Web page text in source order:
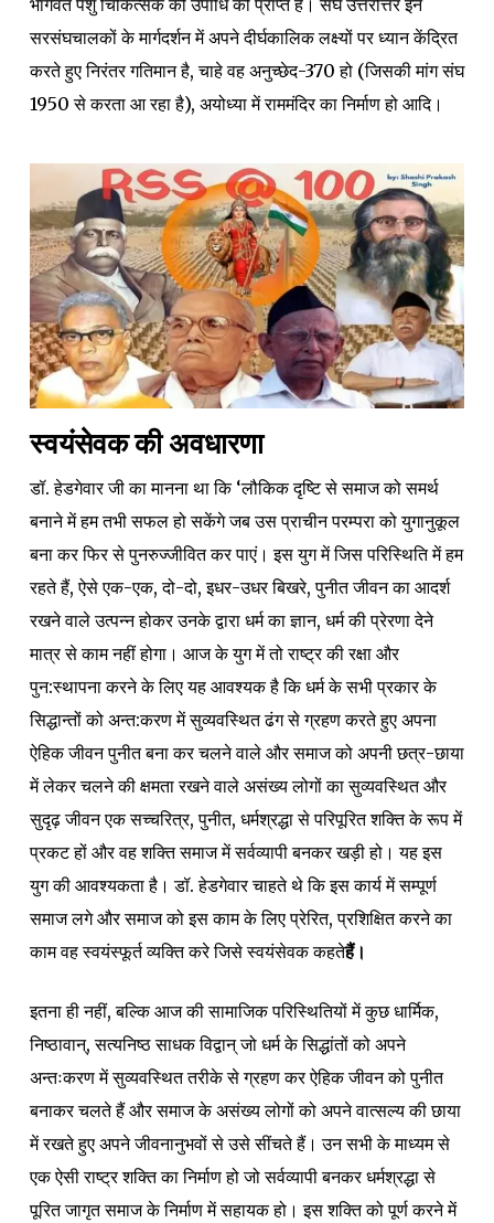
भागवत पशु चिकित्सक की उपाधि को प्राप्त हैं। संघ उत्तरोत्तर इन
सरसंघचालकों के मार्गदर्शन में अपने दीर्घकालिक लक्ष्यों पर ध्यान केंद्रित
करते हुए निरंतर गतिमान है, चाहे वह अनुच्छेद-370 हो (जिसकी मांग संघ
1950 से करता आ रहा है), अयोध्या में राममंदिर का निर्माण हो आदि।
स्वयंसेवक की अवधारणा
डॉ. हेडगेवार जी का मानना था कि ‘लौकिक दृष्टि से समाज को समर्थ
बनाने में हम तभी सफल हो सकेंगे जब उस प्राचीन परम्परा को युगानुकूल
बना कर फिर से पुनरुज्जीवित कर पाएं। इस युग में जिस परिस्थिति में हम
रहते हैं, ऐसे एक-एक, दो-दो, इधर-उधर बिखरे, पुनीत जीवन का आदर्श
रखने वाले उत्पन्न होकर उनके द्वारा धर्म का ज्ञान, धर्म की प्रेरणा देने
मात्र से काम नहीं होगा। आज के युग में तो राष्ट्र की रक्षा और
पुन:स्थापना करने के लिए यह आवश्यक है कि धर्म के सभी प्रकार के
सिद्धान्तों को अन्त:करण में सुव्यवस्थित ढंग से ग्रहण करते हुए अपना
ऐहिक जीवन पुनीत बना कर चलने वाले और समाज को अपनी छत्र-छाया
में लेकर चलने की क्षमता रखने वाले असंख्य लोगों का सुव्यवस्थित और
सुदृढ़ जीवन एक सच्चरित्र, पुनीत, धर्मश्रद्धा से परिपूरित शक्ति के रूप में
प्रकट हों और वह शक्ति समाज में सर्वव्यापी बनकर खड़ी हो। यह इस
युग की आवश्यकता है। डॉ. हेडगेवार चाहते थे कि इस कार्य में सम्पूर्ण
समाज लगे और समाज को इस काम के लिए प्रेरित, प्रशिक्षित करने का
काम वह स्वयंस्फूर्त व्यक्ति करे जिसे स्वयंसेवक कहतेहैं।
इतना ही नहीं, बल्कि आज की सामाजिक परिस्थितियों में कुछ धार्मिक,
निष्ठावान्, सत्यनिष्ठ साधक विद्वान् जो धर्म के सिद्धांतों को अपने
अन्तःकरण में सुव्यवस्थित तरीके से ग्रहण कर ऐहिक जीवन को पुनीत
बनाकर चलते हैं और समाज के असंख्य लोगों को अपने वात्सल्य की छाया
में रखते हुए अपने जीवनानुभवों से उसे सींचते हैं। उन सभी के माध्यम से
एक ऐसी राष्ट्र शक्ति का निर्माण हो जो सर्वव्यापी बनकर धर्मश्रद्धा से
पूरित जागृत समाज के निर्माण में सहायक हो। इस शक्ति को पूर्ण करने में